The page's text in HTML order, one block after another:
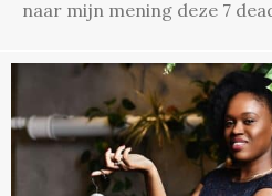
naar mijn mening deze 7